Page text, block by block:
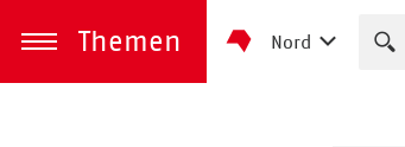
zum Inhalt springen
Themen
Menü öffnen
Nord